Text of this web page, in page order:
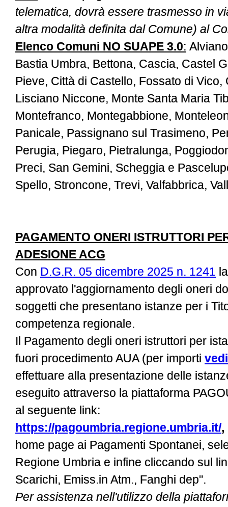
telematica, dovrà essere trasmesso in
altra modalità definita dal Comune) al
Elenco Comuni NO SUAPE 3.0:
Bastia Umbra, Bettona, Cascia, Castel
Pieve, Città di Castello, Fossato di Vico,
Lisciano Niccone, Monte Santa Maria
Montefranco, Montegabbione,
Panicale, Passignano sul Trasimeno,
Perugia, Piegaro, Pietralunga,
Preci, San Gemini, Scheggia e
Spello, Stroncone, Trevi, Valfabbrica,
PAGAMENTO ONERI ISTRUTTORI
ADESIONE ACG
Con D.G.R. 05 dicembre 2025 n. 1241
approvato l'aggiornamento degli oneri
soggetti che presentano istanze per i
competenza regionale.
Il Pagamento degli oneri istruttori per
fuori procedimento AUA (per importi
effettuare alla presentazione delle
eseguito attraverso la piattaforma
al seguente link:
https://pagoumbria.regione.umbria.it/,
home page ai Pagamenti Spontanei,
Regione Umbria e infine cliccando sul
Scarichi, Emiss.in Atm., Fanghi dep".
Per assistenza nell'utilizzo della